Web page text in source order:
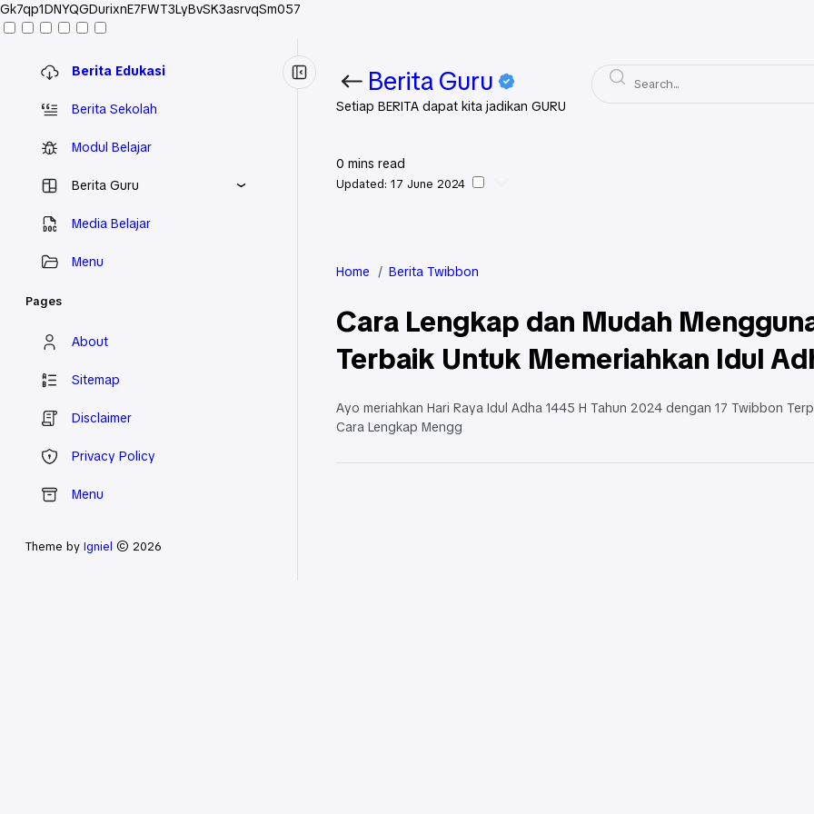
Gk7qp1DNYQGDurixnE7FWT3LyBvSK3asrvqSm057
Berita Edukasi
Berita Sekolah
Modul Belajar
Berita Guru
Media Belajar
Menu
Pages
About
Sitemap
Disclaimer
Privacy Policy
Menu
Theme by Igniel © 2026
Berita Guru
Setiap BERITA dapat kita jadikan GURU
0 mins read
Updated: 17 June 2024
Home Berita Twibbon
Cara Lengkap dan Mudah
Terbaik Untuk Memeriahkan Idul
Ayo meriahkan Hari Raya Idul Adha 1445 H Tahun 2024 dengan 17 Twibbon
Cara Lengkap Mengg